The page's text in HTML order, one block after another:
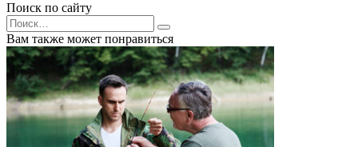
Поиск по сайту
Search
for:
Вам также может понравиться